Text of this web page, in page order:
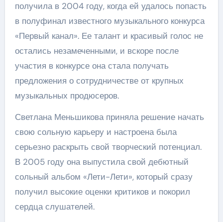
получила в 2004 году, когда ей удалось попасть
в полуфинал известного музыкального конкурса
«Первый канал». Ее талант и красивый голос не
остались незамеченными, и вскоре после
участия в конкурсе она стала получать
предложения о сотрудничестве от крупных
музыкальных продюсеров.
Светлана Меньшикова приняла решение начать
свою сольную карьеру и настроена была
серьезно раскрыть свой творческий потенциал.
В 2005 году она выпустила свой дебютный
сольный альбом «Лети-Лети», который сразу
получил высокие оценки критиков и покорил
сердца слушателей.